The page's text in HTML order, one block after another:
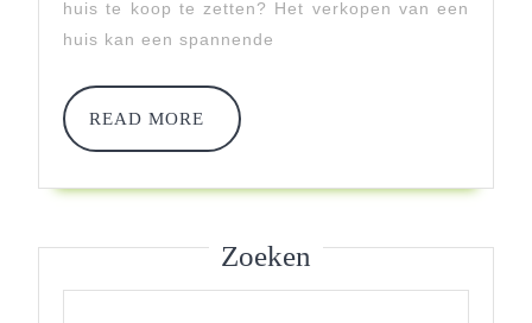
Te
Koop
Zetten
huis te koop te zetten? Het verkopen van een
huis kan een spannende
READ MORE
READ
MORE
Zoeken